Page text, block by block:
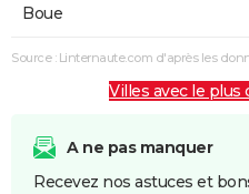
Boue
Source : Linternaute.com d'après les
Villes avec le plus
A ne pas manquer
Recevez nos astuces et